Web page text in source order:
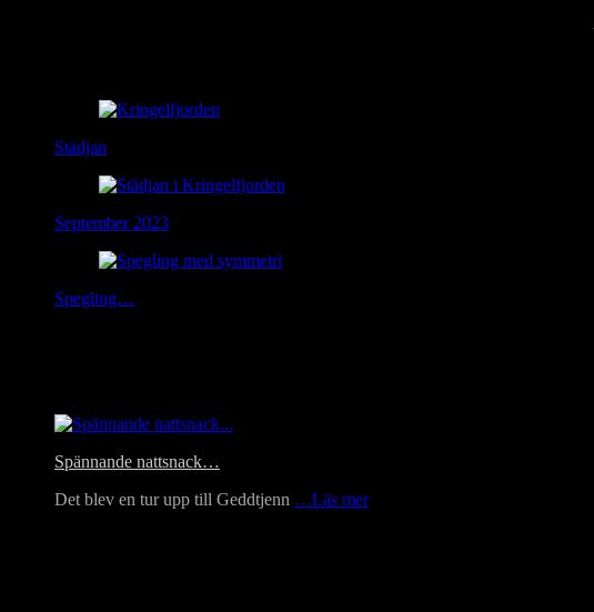
Städjan
September 2023
Spegling…
Spännande nattsnack…
Det blev en tur upp till Geddtjenn …Läs mer